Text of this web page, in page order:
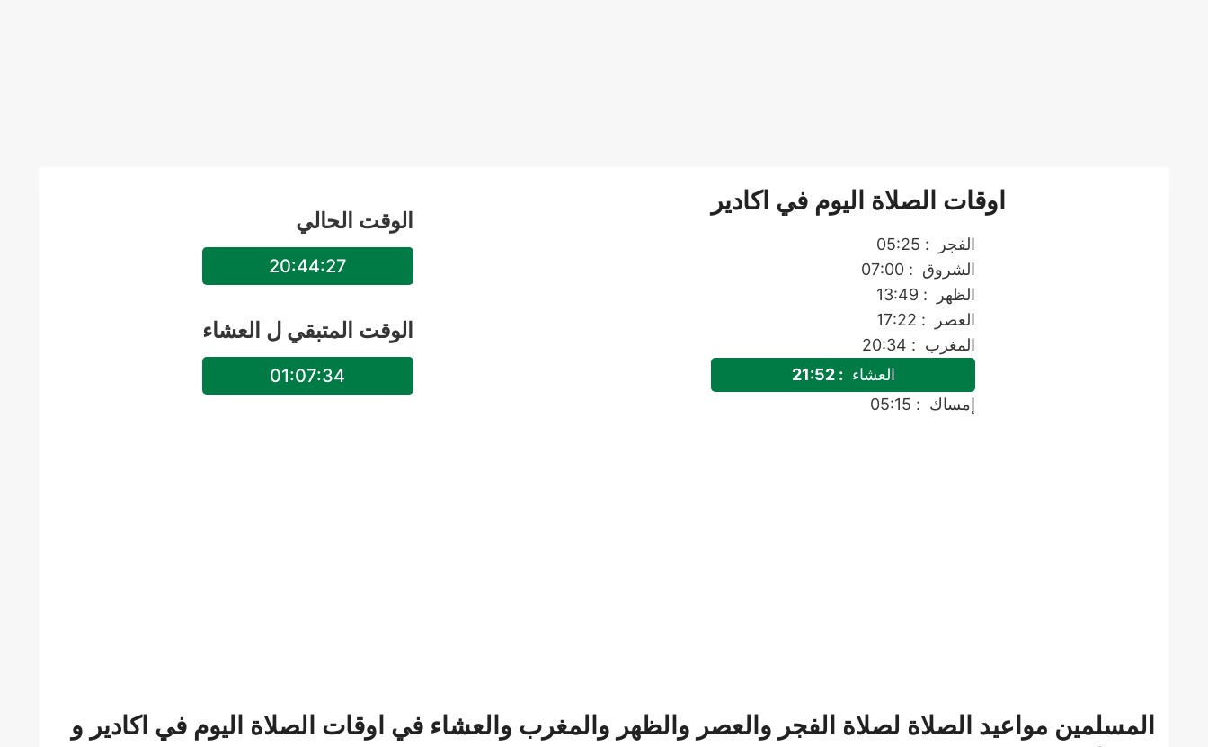
اوقات الصلاة اليوم في اكادير
الفجر
: 05:25
الشروق : 07:00
الظهر
: 13:49
العصر
: 17:22
المغرب : 20:34
العشاء : 21:52
إمساك : 05:15
الوقت الحالي
20:44:27
الوقت المتبقي ل العشاء
01:07:34
المسلمين مواعيد الصلاة لصلاة الفجر والعصر والظهر والمغرب والعشاء في اوقات الصلاة اليوم في اكادير و